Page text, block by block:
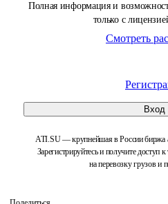
Полная информация и
только с
Смотреть
Вход
ATI.SU — крупнейшая в России биржа
Зарегистрируйтесь и получите доступ
на перевозку грузов и